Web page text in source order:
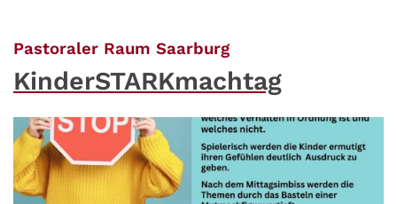
Pastoraler Raum Saarburg:
KinderSTARKmachtag